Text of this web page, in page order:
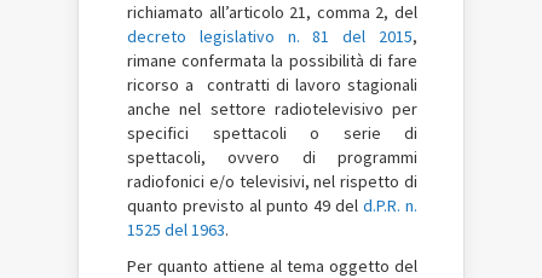
richiamato all’articolo 21, comma 2, del
decreto legislativo n. 81 del 2015,
rimane confermata la possibilità di fare
ricorso a contratti di lavoro stagionali
anche nel settore radiotelevisivo per
specifici spettacoli o serie di
spettacoli, ovvero di programmi
radiofonici e/o televisivi, nel rispetto di
quanto previsto al punto 49 del d.P.R. n.
1525 del 1963.
Per quanto attiene al tema oggetto del